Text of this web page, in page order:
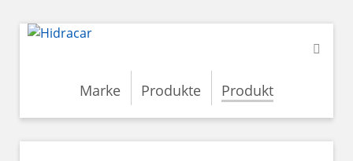
Marke Produkte Produkt